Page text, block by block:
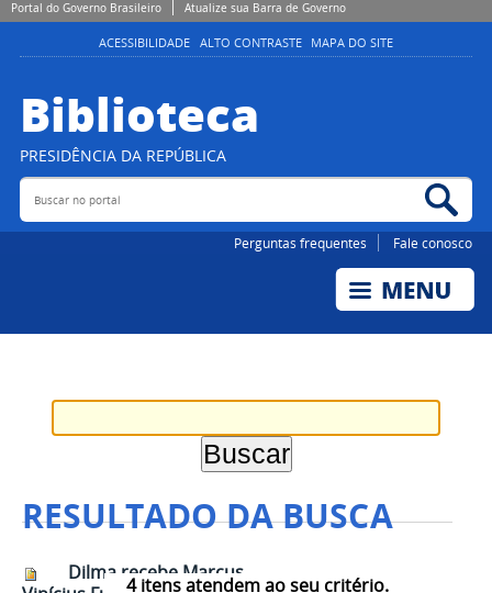
Portal do Governo Brasileiro Atualize sua Barra de Governo
ACESSIBILIDADE ALTO CONTRASTE MAPA DO SITE
Biblioteca
PRESIDÊNCIA DA REPÚBLICA
Buscar no portal
Perguntas frequentes Fale conosco
RESULTADO DA BUSCA
4itens atendem ao seu critério.
Dilma recebe Marcus